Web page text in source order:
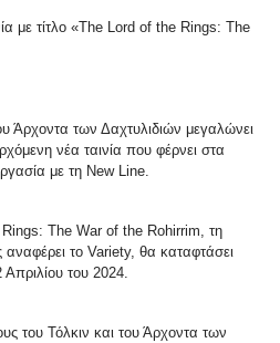
με τίτλο «The Lord of the Rings: The
Άρχοντα των Δαχτυλιδιών μεγαλώνει
νέα ταινία που φέρνει στα
με τη New Line.
The War of the Rohirrim, τη
το Variety, θα καταφτάσει
Απριλίου του 2024.
του Τόλκιν και του Άρχοντα των